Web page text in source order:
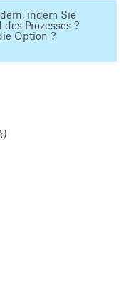
indem Sie
Prozesses ?
Option ?